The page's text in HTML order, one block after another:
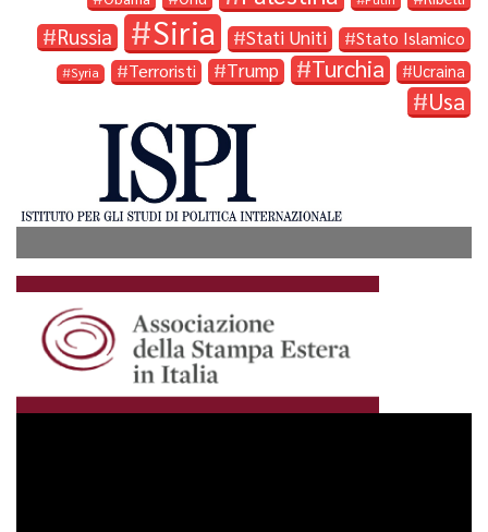
Russia Siria Stati Uniti Stato Islamico
Syria Terroristi Trump Turchia Ucraina
Usa